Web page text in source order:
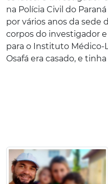
na Polícia Civil do
por vários anos da sede
corpos do investigador
para o Instituto Médico-
Osafá era casado, e